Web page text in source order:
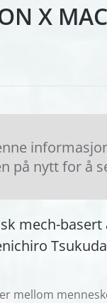
X
på nytt for å
mech-
mellom